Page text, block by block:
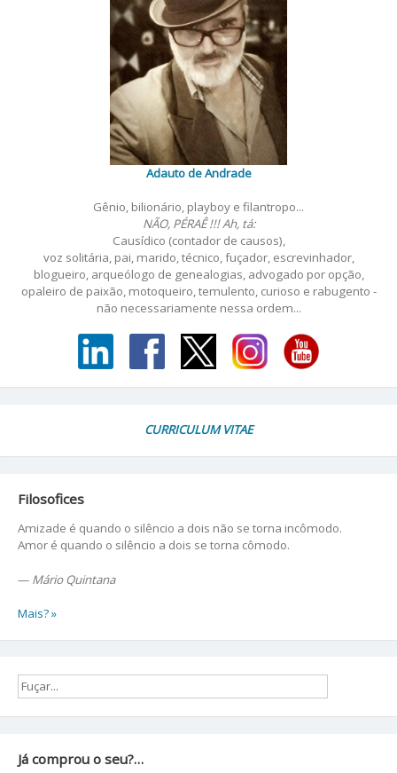
Adauto de Andrade
Gênio, bilionário, playboy e filantropo...
NÃO, PÉRAÊ !!! Ah, tá:
Causídico (contador de causos),
voz solitária, pai, marido, técnico, fuçador, escrevinhador,
blogueiro, arqueólogo de genealogias, advogado por opção,
opaleiro de paixão, motoqueiro, temulento, curioso e rabugento -
não necessariamente nessa ordem...
CURRICULUM VITAE
Filosofices
Amizade é quando o silêncio a dois não se torna incômodo.
Amor é quando o silêncio a dois se torna cômodo.
— Mário Quintana
Mais? »
Já comprou o seu?…